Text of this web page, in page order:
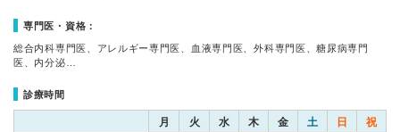
専門医・資格：
総合内科専門医、アレルギー専門医、血液専門医、外科専門医、糖尿病専門
医、内分泌…
診療時間
月 火 水 木 金 土 日 祝